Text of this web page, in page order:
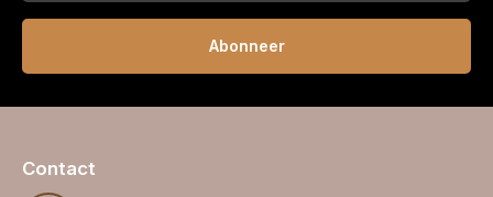
Abonneer
Contact